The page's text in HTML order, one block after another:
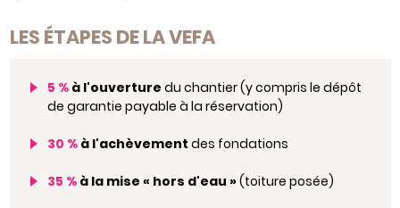
LES ÉTAPES DE LA VEFA
5 % à l'ouverture du chantier (y compris le dépôt
de garantie payable à la réservation)
30 % à l'achèvement des fondations
35 % à la mise « hors d'eau »(toiture posée)